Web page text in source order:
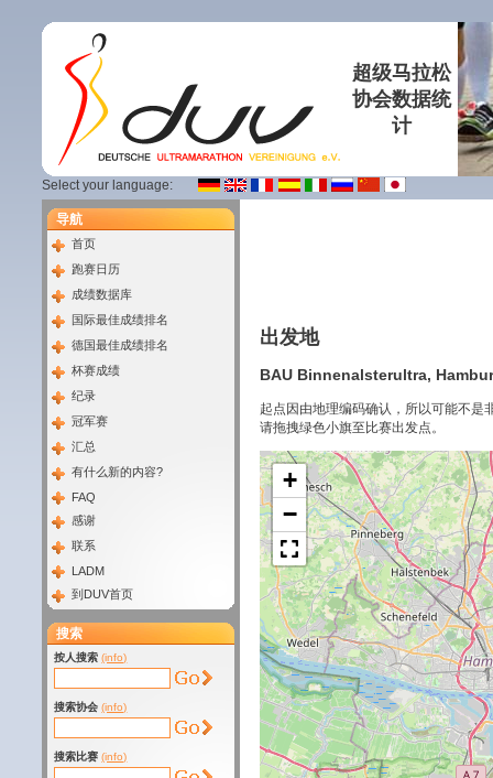
超级马拉松
协会数据统
计
Select your language:
导航
首页
跑赛日历
成绩数据库
国际最佳成绩排名
德国最佳成绩排名
杯赛成绩
纪录
冠军赛
汇总
有什么新的内容?
FAQ
感谢
联系
LADM
到DUV首页
搜索
按人搜索 (info)
搜索协会 (info)
搜索比赛 (info)
出发地
BAU Binnenalsterultra,
起点因由地理编码确认，所以可能不是
请拖拽绿色小旗至比赛出发点。
+
−